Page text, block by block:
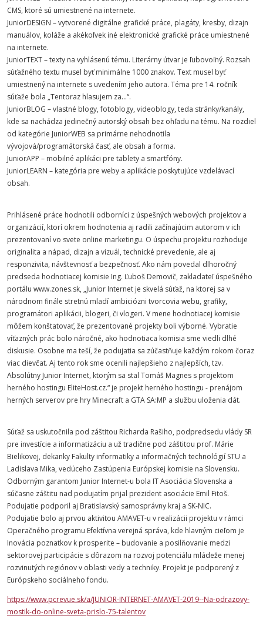
CMS, ktoré sú umiestnené na internete.
JuniorDESIGN – vytvorené digitálne grafické práce, plagáty, kresby, dizajn
manuálov, koláže a akékoľvek iné elektronické grafické práce umiestnené
na internete.
JuniorTEXT – texty na vyhlásenú tému. Literárny útvar je ľubovoľný. Rozsah
súťažného textu musel byť minimálne 1000 znakov. Text musel byť
umiestnený na internete s uvedením jeho autora. Téma pre 14. ročník
súťaže bola „Tentoraz hlasujem za...“.
JuniorBLOG – vlastné blogy, fotoblogy, videoblogy, teda stránky/kanály,
kde sa nachádza jedinečný autorský obsah bez ohľadu na tému. Na rozdiel
od kategórie JuniorWEB sa primárne nehodnotila
vývojová/programátorská časť, ale obsah a forma.
JuniorAPP – mobilné aplikáci pre tablety a smartfóny.
JuniorLEARN – kategória pre weby a aplikácie poskytujúce vzdelávací
obsah.
Prihlásené práce hodnotili odborníci z úspešných webových projektov a
organizácií, ktorí okrem hodnotenia aj radili začínajúcim autorom v ich
prezentovaní vo svete online marketingu. O úspechu projektu rozhoduje
originalita a nápad, dizajn a vizuál, technické prevedenie, ale aj
responzivita, návštevnosť a bezpečnosť. Ako nám povedal dlhoročný
predseda hodnotiacej komisie Ing. Ľuboš Demovič, zakladateľ úspešného
portálu www.zones.sk, „Junior Internet je skvelá súťaž, na ktorej sa v
národnom finále stretnú mladí ambiciózni tvorcovia webu, grafiky,
programátori aplikácii, blogeri, či vlogeri. V mene hodnotiacej komisie
môžem konštatovať, že prezentované projekty boli výborné. Vybratie
víťazných prác bolo náročné, ako hodnotiaca komisia sme viedli dlhé
diskusie. Osobne ma teší, že podujatia sa zúčastňuje každým rokom čoraz
viac dievčat. Aj tento rok sme ocenili najlepšieho z najlepších, tzv.
Absolútny Junior Internet, ktorým sa stal Tomáš Magnes s projektom
herného hostingu EliteHost.cz.“ je projekt herného hostingu - prenájom
herných serverov pre hry Minecraft a GTA SA:MP a službu uloženia dát.
Súťaž sa uskutočnila pod záštitou Richarda Rašiho, podpredsedu vlády SR
pre investície a informatizáciu a už tradične pod záštitou prof. Márie
Bielikovej, dekanky Fakulty informatiky a informačných technológií STU a
Ladislava Mika, vedúceho Zastúpenia Európskej komisie na Slovensku.
Odborným garantom Junior Internet-u bola IT Asociácia Slovenska a
súčasne záštitu nad podujatím prijal prezident asociácie Emil Fitoš.
Podujatie podporil aj Bratislavský samosprávny kraj a SK-NIC.
Podujatie bolo aj prvou aktivitou AMAVET-u v realizácii projektu v rámci
Operačného programu Efektívna verejná správa, kde hlavným cieľom je
Inovácia poznatkov k prosperite – budovanie a posilňovanie medzi
sektorovej participácie s dôrazom na rozvoj potenciálu mládeže menej
rozvinutých regiónov v oblasti vedy a techniky. Projekt je podporený z
Európskeho sociálneho fondu.
https://www.pcrevue.sk/a/JUNIOR-INTERNET-AMAVET-2019--Na-odrazovy-
mostik-do-online-sveta-prislo-75-talentov